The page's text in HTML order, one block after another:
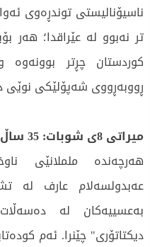
ناسیۆنالیستی توندڕەوی
تر نەبوو لە عێراقدا؛ هەر
کوردستان چڕتر
ڕووبەڕووی شەپۆلێکی نوێی
میراتی 8ی شوبات: 35 ساڵ حوکمی ئاگر و ئاسن
هەرچەندە ململانێی
عەبدولسەلام عارف لە
بەعسییەکان لە
دیکتاتۆری" چێنرا. ئەم